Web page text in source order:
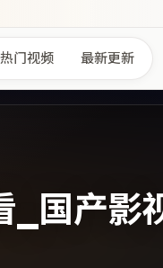
热门视频 最新更新
_国产影